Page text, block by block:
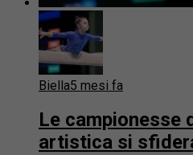
Biella5 mesi fa
Le campionesse
artistica si